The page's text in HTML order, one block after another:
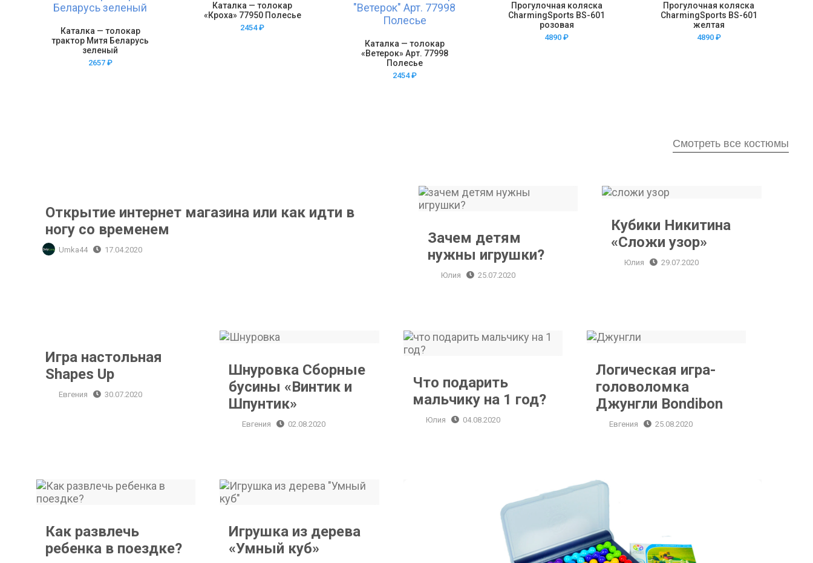
Каталка — толокар
трактор Митя Беларусь
зеленый
2657 ₽
Каталка — толокар
«Кроха» 77950 Полесье
2454₽
Каталка — толокар
«Ветерок» Арт. 77998
Полесье
2454₽
Прогулочная коляска
CharmingSports BS-601
розовая
4890₽
Прогулочная коляска
CharmingSports BS-601
желтая
4890 ₽
Смотреть все костюмы
Открытие интернет магазина или как идти в
ногу со временем
Umka44 17.04.2020
Зачем детям
нужны игрушки?
Юлия 25.07.2020
Кубики Никитина
«Сложи узор»
Юлия 29.07.2020
Игра настольная
Shapes Up
Евгения 30.07.2020
Шнуровка Сборные
бусины «Винтик и
Шпунтик»
Евгения 02.08.2020
Что подарить
мальчику на 1 год?
Юлия 04.08.2020
Логическая игра-
головоломка
Джунгли Bondibon
Евгения 25.08.2020
Как развлечь
ребенка в поездке?
Игрушка из дерева
«Умный куб»